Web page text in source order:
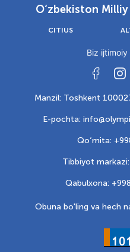
O‘zbekiston
CITIUS
Biz
Manzil: Toshkent
E-pochta:
Qo‘mita:
Tibbiyot
Qabulxona:
Obuna bo'ling va hech